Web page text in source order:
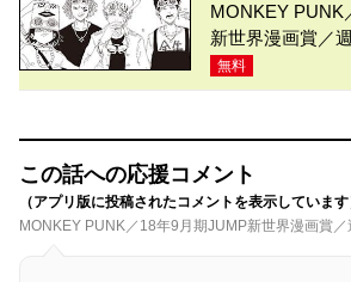
MONKEY PUNK
新世界漫画賞／
無料
この話への応援コメント
（アプリ版に投稿されたコメントを表示しています
MONKEY PUNK／18年9月期JUMP新世界漫画賞